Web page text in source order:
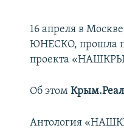
16 апреля в
ЮНЕСКО, прошла
проекта
Об этом
Антология